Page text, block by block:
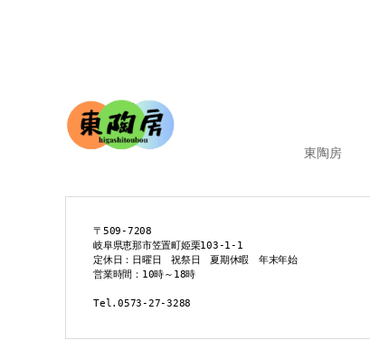
東陶房
〒509-7208
岐阜県恵那市笠置町姫栗103-1-1
定休日：日曜日　祝祭日　夏期休暇　年末年始
営業時間：10時～18時
Tel.0573-27-3288